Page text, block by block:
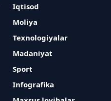
Iqtisod
Moliya
Texnologiyalar
Madaniyat
Sport
Infografika